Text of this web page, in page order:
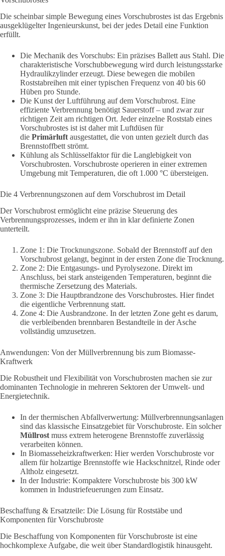
Die scheinbar simple Bewegung eines Vorschubrostes ist das Ergebnis
ausgeklügelter Ingenieurskunst, bei der jedes Detail eine Funktion
erfüllt.
Die Mechanik des Vorschubs: Ein präzises Ballett aus Stahl. Die
charakteristische Vorschubbewegung wird durch leistungsstarke
Hydraulikzylinder erzeugt. Diese bewegen die mobilen
Roststabreihen mit einer typischen Frequenz von 40 bis 60
Hüben pro Stunde.
Die Kunst der Luftführung auf dem Vorschubrost. Eine
effiziente Verbrennung benötigt Sauerstoff – und zwar zur
richtigen Zeit am richtigen Ort. Jeder einzelne Roststab eines
Vorschubrostes ist ist daher mit Luftdüsen für
die Primärluft ausgestattet, die von unten gezielt durch das
Brennstoffbett strömt.
Kühlung als Schlüsselfaktor für die Langlebigkeit von
Vorschubrosten. Vorschubroste operieren in einer extremen
Umgebung mit Temperaturen, die oft 1.000 °C übersteigen.
Die 4 Verbrennungszonen auf dem Vorschubrost im Detail
Der Vorschubrost ermöglicht eine präzise Steuerung des
Verbrennungsprozesses, indem er ihn in klar definierte Zonen
unterteilt.
Zone 1: Die Trocknungszone. Sobald der Brennstoff auf den
Vorschubrost gelangt, beginnt in der ersten Zone die Trocknung.
Zone 2: Die Entgasungs- und Pyrolysezone. Direkt im
Anschluss, bei stark ansteigenden Temperaturen, beginnt die
thermische Zersetzung des Materials.
Zone 3: Die Hauptbrandzone des Vorschubrostes. Hier findet
die eigentliche Verbrennung statt.
Zone 4: Die Ausbrandzone. In der letzten Zone geht es darum,
die verbleibenden brennbaren Bestandteile in der Asche
vollständig umzusetzen.
Anwendungen: Von der Müllverbrennung bis zum Biomasse-
Kraftwerk
Die Robustheit und Flexibilität von Vorschubrosten machen sie zur
dominanten Technologie in mehreren Sektoren der Umwelt- und
Energietechnik.
In der thermischen Abfallverwertung: Müllverbrennungsanlagen
sind das klassische Einsatzgebiet für Vorschubroste. Ein solcher
Müllrost muss extrem heterogene Brennstoffe zuverlässig
verarbeiten können.
In Biomasseheizkraftwerken: Hier werden Vorschubroste vor
allem für holzartige Brennstoffe wie Hackschnitzel, Rinde oder
Altholz eingesetzt.
In der Industrie: Kompaktere Vorschubroste bis 300 kW
kommen in Industriefeuerungen zum Einsatz.
Beschaffung & Ersatzteile: Die Lösung für Roststäbe und
Komponenten für Vorschubroste
Die Beschaffung von Komponenten für Vorschubroste ist eine
hochkomplexe Aufgabe, die weit über Standardlogistik hinausgeht.